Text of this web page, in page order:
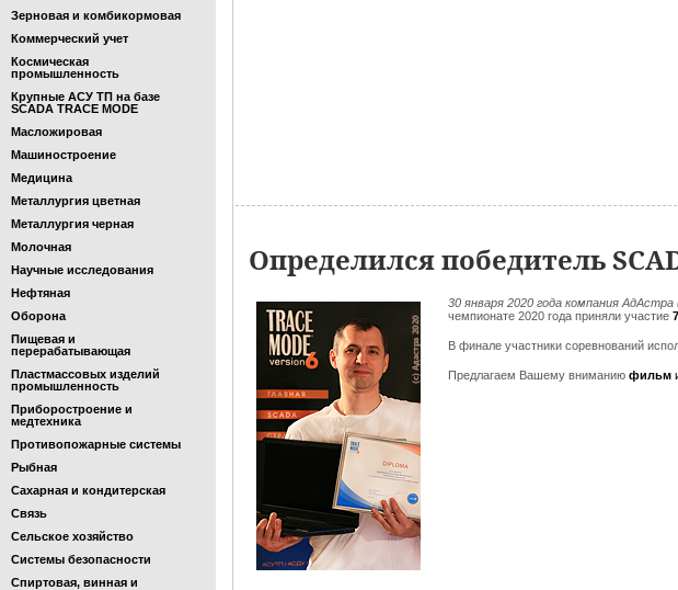
Зерновая и комбикормовая
Коммерческий учет
Космическая
промышленность
Крупные АСУ ТП на базе
SCADA TRACE MODE
Масложировая
Машиностроение
Медицина
Металлургия цветная
Металлургия черная
Молочная
Научные исследования
Нефтяная
Оборона
Пищевая и
перерабатывающая
Пластмассовых изделий
промышленность
Приборостроение и
медтехника
Противопожарные системы
Рыбная
Сахарная и кондитерская
Связь
Сельское хозяйство
Системы безопасности
Спиртовая, винная и
Определился победитель
30 января 2020 года компания АдАстра
чемпионате 2020 года приняли участие
В финале участники соревнований
Предлагаем Вашему вниманию фильм